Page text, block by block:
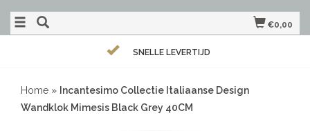
€0,00
SNELLE LEVERTIJD
Home » Incantesimo Collectie Italiaanse Design
Wandklok Mimesis Black Grey 40CM